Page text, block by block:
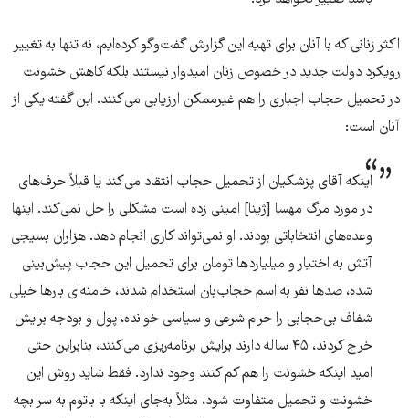
اکثر زنانی که با آنان برای تهیه این گزارش گفت‌وگو کرده‌ایم، نه تنها به تغییر
رویکرد دولت جدید در خصوص زنان امیدوار نیستند بلکه کاهش خشونت
در تحمیل حجاب اجباری را هم غیرممکن ارزیابی می‌کنند. این گفته یکی از
آنان است:
اینکه آقای پزشکیان از تحمیل حجاب انتقاد می‌کند یا قبلاً حرف‌های
در مورد مرگ مهسا [ژینا] امینی زده است مشکلی را حل نمی‌کند. اینها
وعده‌های انتخاباتی بودند. او نمی‌تواند کاری انجام دهد. هزاران بسیجی
آتش به اختیار و میلیاردها تومان برای تحمیل این حجاب پیش‌بینی
شده، صدها نفر به اسم حجاب‌بان استخدام شدند، خامنه‌ای بارها خیلی
شفاف بی‌حجابی را حرام شرعی و سیاسی خوانده، پول و بودجه برایش
خرج کردند، ۴۵ ساله دارند برایش برنامه‌ریزی می‌کنند، بنابراین حتی
امید اینکه خشونت را هم کم کنند وجود ندارد. فقط شاید روش این
خشونت و تحمیل متفاوت شود، مثلاً به‌جای اینکه با باتوم به سر بچه